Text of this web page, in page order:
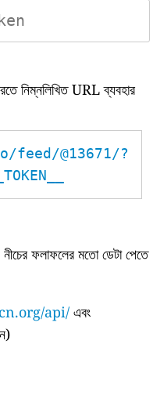
নিম্নলিখিত URL ব্যবহার
@13671/?
ফলাফলের মতো ডেটা পেতে
api/ এবং